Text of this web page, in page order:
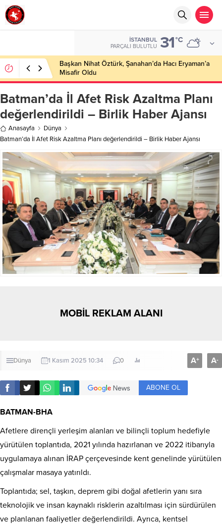
İSTANBUL
PARÇALI BULUTLU 31°C
Başkan Nihat Öztürk, Şanahan’da Hacı Eryaman’a
Misafir Oldu
Batman’da İl Afet Risk Azaltma Planı
değerlendirildi – Birlik Haber Ajansı
Anasayfa
Dünya
Batman’da İl Afet Risk Azaltma Planı değerlendirildi – Birlik Haber Ajansı
MOBİL REKLAM ALANI
Dünya 1 Kasım 2025 10:34 0 A+ A-
ABONE OL
BATMAN-BHA
Afetlere dirençli yerleşim alanları ve bilinçli toplum hedefiyle
yürütülen toplantıda, 2021 yılında hazırlanan ve 2022 itibarıyla
uygulamaya alınan İRAP çerçevesinde kent genelinde yürütülen
çalışmalar masaya yatırıldı.
Toplantıda; sel, taşkın, deprem gibi doğal afetlerin yanı sıra
teknolojik ve insan kaynaklı risklerin azaltılması için sürdürülen
ve planlanan faaliyetler değerlendirildi. Ayrıca, kentsel